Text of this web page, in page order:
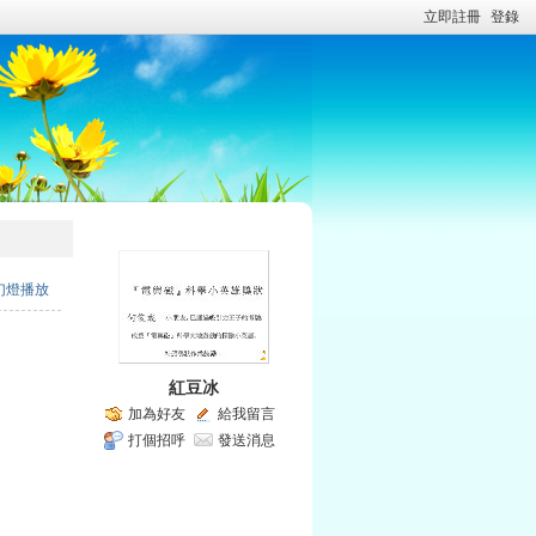
立即註冊 登錄
燈播放
紅豆冰
加為好友
給我留言
打個招呼
發送消息